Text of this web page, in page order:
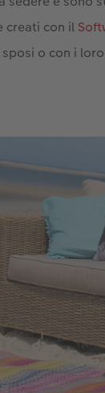
creati con il
o con i